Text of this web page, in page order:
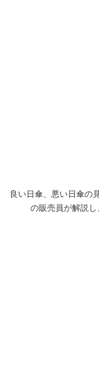
良い日傘、悪い日傘の
の販売員が解説し